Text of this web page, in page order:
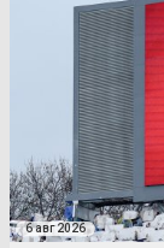
6 авг 2026